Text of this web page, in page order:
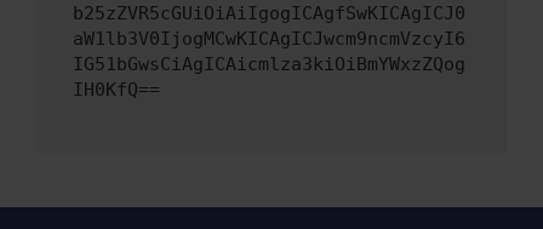
b25zZVR5cGUiOiAiIgogICAgfSwKICAgICJ0
aW1lb3V0IjogMCwKICAgICJwcm9ncmVzcyI6
IG51bGwsCiAgICAicmlza3kiOiBmYWxzZQog
IH0KfQ==